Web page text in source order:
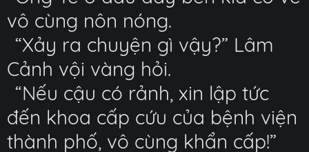
vô cùng nôn nóng.
“Xảy ra chuyện gì vậy?” Lâm
Cảnh vội vàng hỏi.
“Nếu cậu có rảnh, xin lập tức
đến khoa cấp cứu của bệnh viện
thành phố, vô cùng khẩn cấp!”